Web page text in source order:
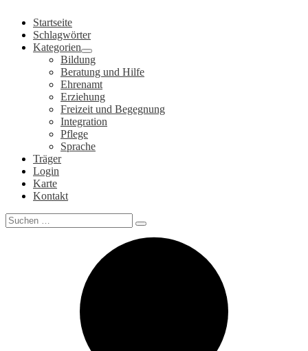
Inhalt
springen
Startseite
Schlagwörter
Kategorien
Bildung
Beratung und Hilfe
Ehrenamt
Erziehung
Freizeit und Begegnung
Integration
Pflege
Sprache
Träger
Login
Karte
Kontakt
Search
for: